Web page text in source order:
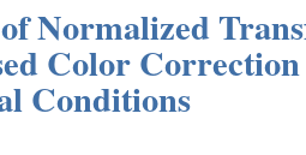
Normalized
Color
Conditions